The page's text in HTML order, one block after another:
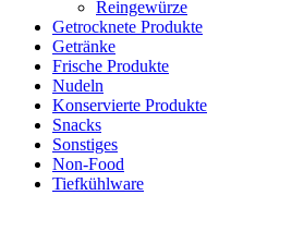
Reingewürze
Getrocknete Produkte
Getränke
Frische Produkte
Nudeln
Konservierte Produkte
Snacks
Sonstiges
Non-Food
Tiefkühlware